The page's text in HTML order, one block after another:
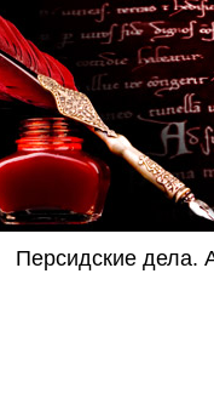
Персидские дела.